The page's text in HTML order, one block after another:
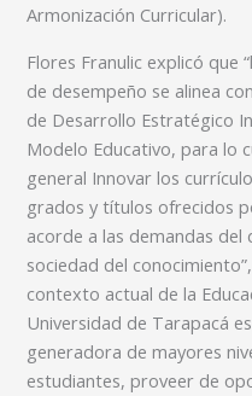
Armonización Curricular).
Flores Franulic explicó que
de desempeño se alinea
de Desarrollo Estratégico
Modelo Educativo, para lo
general Innovar los
grados y títulos ofrecidos
acorde a las demandas del
sociedad del
contexto actual de la
Universidad de Tarapacá
generadora de mayores
estudiantes, proveer de